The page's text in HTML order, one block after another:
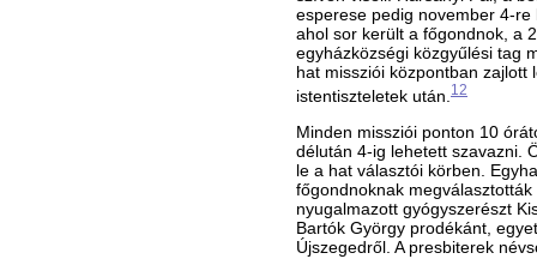
esperese pedig november 4-
ahol sor került a főgondnok, a
egyházközségi közgyűlési tag
hat missziói központban zajlott
istentiszteletek után. 12
Minden missziói ponton 10
délután 4-ig lehetett szavazni.
le a hat választói körben.
főgondnoknak
nyugalmazott gyógyszerészt
Bartók György prodékánt,
Újszegedről. A presbiterek